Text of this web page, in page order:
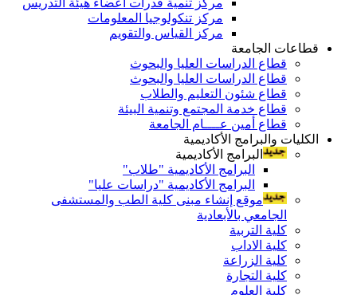
مركز تنكولوجيا المعلومات
مركز القياس والتقويم
قطاعات الجامعة
قطاع الدراسات العليا والبحوث
قطاع الدراسات العليا والبحوث
قطاع شئون التعليم والطلاب
قطاع خدمة المجتمع وتنمية البيئة
قطاع أمين عــــام الجامعة
الكليات والبرامج الأكاديمية
البرامج الأكاديمية
البرامج الأكاديمية "طلاب"
البرامج الأكاديمية "دراسات عليا"
موقع إنشاء مبنى كلية الطب والمستشفى
الجامعي بالأبعادية
كلية التربية
كلية الاداب
كلية الزراعة
كلية التجارة
كلية العلوم